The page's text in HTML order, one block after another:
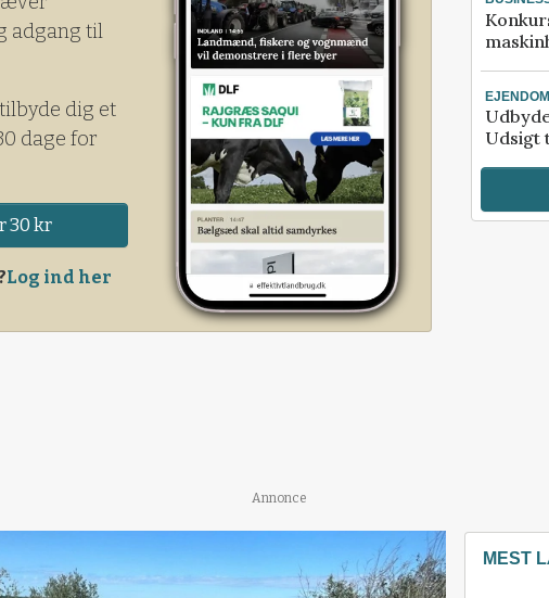
adgang til
dig et
dage for
30 kr
Log ind her
Udsigt
Annonce
MEST